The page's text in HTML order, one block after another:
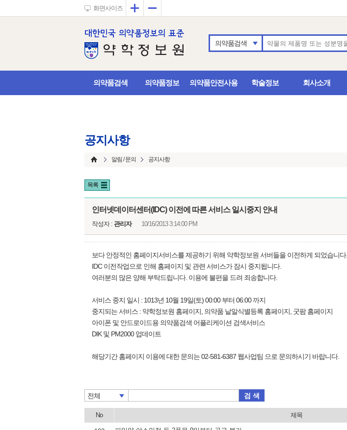
화면사이즈 확대
의약품검색
의약품검색 의약품정보 의약품안전사용 학술정보 회사소개
공지사항
알림 / 문의 공지사항
목록
인터넷데이터센터(IDC) 이전에 따른 서비스 일시중지 안내
작성자 : 관리자 10/16/2013 3:14:00 PM
보다 안정적인 홈페이지서비스를 제공하기 위해 약학정보원 서버들을 이전하게 되었습니다.
IDC 이전작업으로 인해 홈페이지 및 관련 서비스가 잠시 중지됩니다.
여러분의 많은 양해 부탁드립니다. 이용에 불편을 드려 죄송합니다.
서비스 중지 일시 : 1013년 10월 19일(토) 00:00 부터 06:00 까지
중지되는 서비스 : 약학정보원 홈페이지, 의약품 낱알식별등록 홈페이지, 굿팜 홈페이지
아이폰 및 안드로이드용 의약품검색 어플리케이션 검색서비스
DIK 및 PM2000 업데이트
해당기간 홈페이지 이용에 대한 문의는 02-581-6387 웹사업팀 으로 문의하시기 바랍니다.
전체 검 색
No 제목